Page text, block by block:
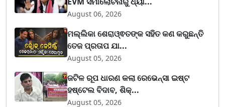
August 06, 2026
ମଲ୍ଲିକା ଶେରାଓ୍ଵତଙ୍କ ସହିତ କଣ କରୁଛନ୍ତି
ତେଜ ପ୍ରତାପ ଯା...
August 05, 2026
ଜଟିଳ ରୂପ ଧାରଣ କଲା ରେଭେନ୍ସା ଇଷ୍ଟ
ହଷ୍ଟେଲ ବିଦାବ, ଶିକ୍...
August 05, 2026